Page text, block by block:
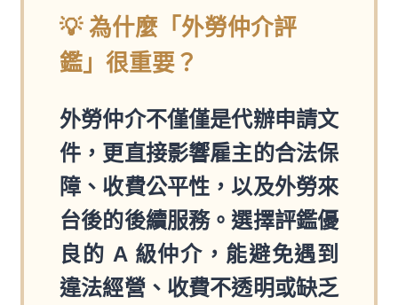
💡 為什麼「外勞仲介評
鑑」很重要？
外勞仲介不僅僅是代辦申請文
件，更直接影響雇主的合法保
障、收費公平性，以及外勞來
台後的後續服務。選擇評鑑優
良的 A 級仲介，能避免遇到
違法經營、收費不透明或缺乏